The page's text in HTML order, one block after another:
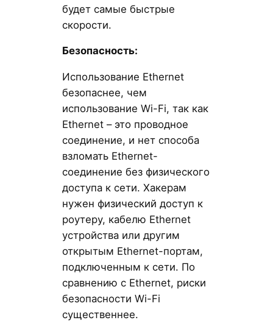
будет самые быстрые
скорости.
Безопасность:
Использование Ethernet
безопаснее, чем
использование Wi-Fi, так как
Ethernet – это проводное
соединение, и нет способа
взломать Ethernet-
соединение без физического
доступа к сети. Хакерам
нужен физический доступ к
роутеру, кабелю Ethernet
устройства или другим
открытым Ethernet-портам,
подключенным к сети. По
сравнению с Ethernet, риски
безопасности Wi-Fi
существеннее.